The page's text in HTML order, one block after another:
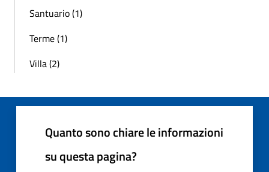
Santuario (1)
Terme (1)
Villa (2)
Quanto sono chiare le informazioni
su questa pagina?